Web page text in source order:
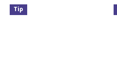
Tip